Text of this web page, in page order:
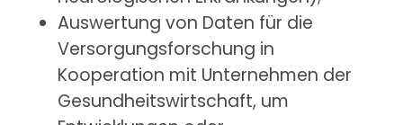
Auswertung von Daten für die
Versorgungsforschung in
Kooperation mit Unternehmen der
Gesundheitswirtschaft, um